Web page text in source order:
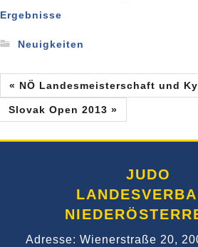
Ergebnisse
Neuigkeiten
« NÖ Landesmeisterschaft und
Slovak Open 2013 »
JUDO
Adresse: Wienerstraße 20,